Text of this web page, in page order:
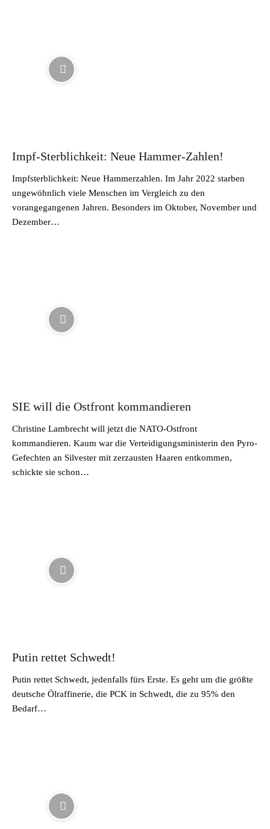
Impf-Sterblichkeit: Neue Hammer-Zahlen!
Impfsterblichkeit: Neue Hammerzahlen. Im Jahr 2022 starben
ungewöhnlich viele Menschen im Vergleich zu den
vorangegangenen Jahren. Besonders im Oktober, November und
Dezember…
SIE will die Ostfront kommandieren
Christine Lambrecht will jetzt die NATO-Ostfront
kommandieren. Kaum war die Verteidigungsministerin den Pyro-
Gefechten an Silvester mit zerzausten Haaren entkommen,
schickte sie schon…
Putin rettet Schwedt!
Putin rettet Schwedt, jedenfalls fürs Erste. Es geht um die größte
deutsche Ölraffinerie, die PCK in Schwedt, die zu 95% den
Bedarf…